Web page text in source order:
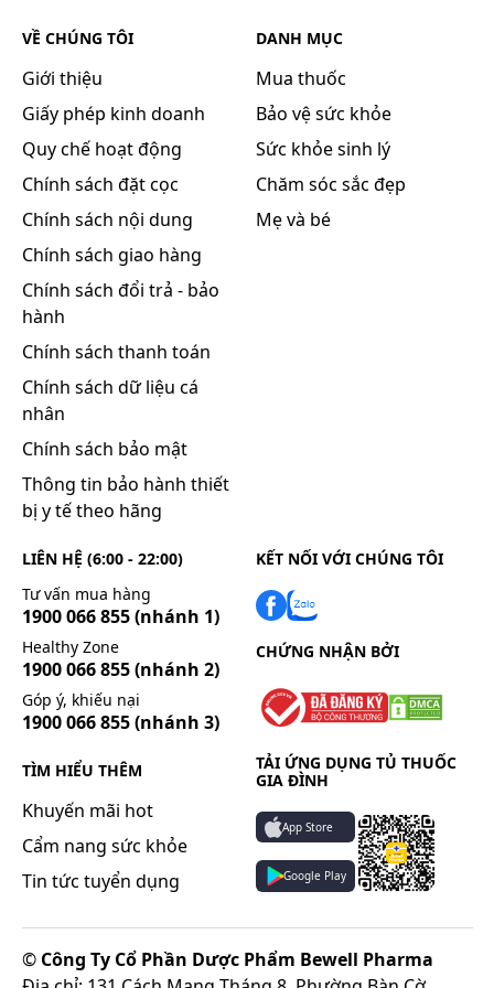
thể và có tác dụng tốt đối với thiếu máu cho phụ nữ
mang thai và cho con bú.
Dược động học:
Liên quan đến phức hợp hydroxyd sắt (III) và
polymaltose:
Hấp thu:
Phức hợp hydroxyd sắt (III) và polymaltose được
hấp thu tại ruột non, quá trình hấp thu bằng cơ chế
vận chuyển chủ động, và chậm hơn các chế phẩm
chứa sắt khác. Sự hấp thu chậm tạo nên tính an
toàn cho việc sử dụng phức hợp hydroxyd sắt (III)
và polymaltose.
Phân bố:
Phức hợp hydroxyd sắt (III) và polymaltose sau khi
hấp thu sẽ giải phóng sắt, Sất đã được tách ra liên
kết ngay với protein để tạo thành hemosiderin hoặc
ferritin, hoặc một phần tạo thành transferrin. Cuối
cùng sắt liên kết với protein, bổ sung cho dự trữ sắt
Thải trừ:
Chủ yếu qua phân, nước tiểu, mồ hôi, chu kỳ kinh
nguyệt của phụ nữ và sữa mẹ.
Liên quan đến acid folic:
Acid folic giải phóng nhanh ở dạ dày và hấp thu chủ
yếu ở đoạn đầu ruột non. Acid folic trong chế độ ăn
bình thường hấp thu rất nhanh và phân bố ở các
mô trong cơ thể.
Thuốc được tích trữ chủ yếu ở gan và được tập
trung tích cực trong dịch não tủy.
tiểu. Uống acid folic liều cao làm lượng vitamin đào
thải qua nước tiểu tăng lên theo tỉ lệ thuận, Acid
VỀ CHÚNG TÔI
Giới thiệu
Giấy phép kinh doanh
Quy chế hoạt động
Chính sách đặt cọc
Chính sách nội dung
Chính sách giao hàng
Chính sách đổi trả - bảo
hành
Chính sách thanh toán
Chính sách dữ liệu cá
nhân
Chính sách bảo mật
Thông tin bảo hành thiết
bị y tế theo hãng
DANH MỤC
Mua thuốc
Bảo vệ sức khỏe
Sức khỏe sinh lý
Chăm sóc sắc đẹp
Mẹ và bé
LIÊN HỆ (6:00 - 22:00)
Tư vấn mua hàng
1900 066 855(nhánh 1)
Healthy Zone
1900 066 855(nhánh 2)
Góp ý, khiếu nại
1900 066 855(nhánh 3)
TÌM HIỂU THÊM
Khuyến mãi hot
Cẩm nang sức khỏe
Tin tức tuyển dụng
KẾT NỐI VỚI CHÚNG TÔI
CHỨNG NHẬN BỞI
TẢI ỨNG DỤNG TỦ THUỐC
GIA ĐÌNH
App Store
Google Play
© Công Ty Cổ Phần Dược Phẩm Bewell Pharma